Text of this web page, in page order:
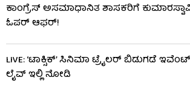
ಕಾಂಗ್ರೆಸ್ ಅಸಮಾಧಾನಿತ ಶಾಸಕರಿಗೆ
ಓಪರ್ ಆಫರ್!
LIVE: ‘ಟಾಕ್ಸಿಕ್’ ಸಿನಿಮಾ ಟ್ರೈಲರ್ ಬಿಡುಗಡೆ ಇವೆಂಟ್
ಲೈವ್ ಇಲ್ಲಿ ನೋಡಿ